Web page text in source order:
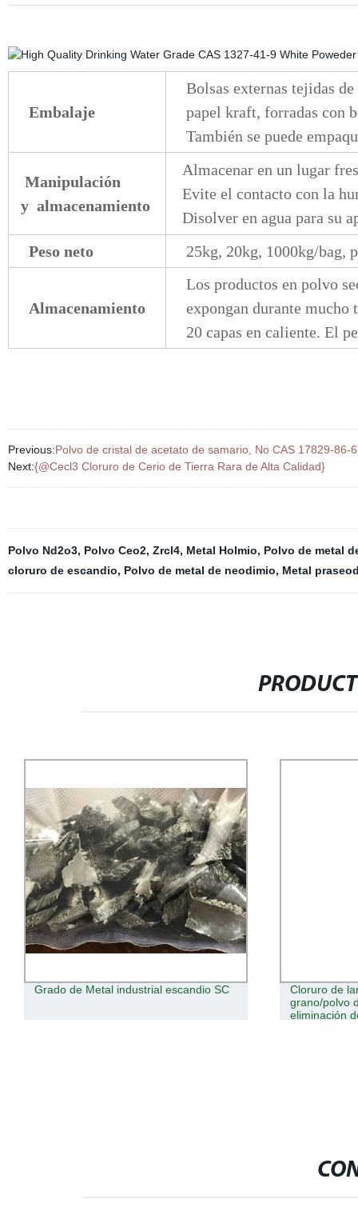
Embalaje
Bolsas externas tejidas
papel kraft, forradas con
También se puede
Manipulación
y almacenamiento
Almacenar en un lugar
Evite el contacto con la
Disolver en agua para su
Peso neto
25kg, 20kg, 1000kg/bag,
Almacenamiento
Los productos en polvo
expongan durante mucho
20 capas en caliente. El
Previous:Polvo de cristal de acetato de samario, No CAS 17829-86-
Next:{@Cecl3 Cloruro de Cerio de Tierra Rara de Alta Calidad}
Polvo Nd2o3, Polvo Ceo2, Zrcl4, Metal Holmio, Polvo de metal
cloruro de escandio, Polvo de metal de neodimio, Metal
Cloruro de lantano y cerio en forma de
99,9% de
mínimo para